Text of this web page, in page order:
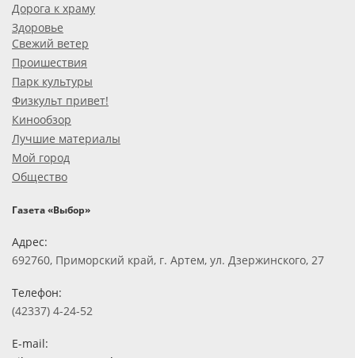
Дорога к храму
Здоровье
Свежий ветер
Проишествия
Парк культуры
Физкульт привет!
Кинообзор
Лучшие материалы
Мой город
Общество
Газета «Выбор»
Адрес:
692760, Приморский край, г. Артем, ул. Дзержинского, 27
Телефон:
(42337) 4-24-52
E-mail: